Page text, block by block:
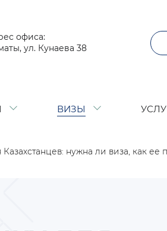
офиса:
ул. Кунаева 38
ВИЗЫ
нужна ли виза, как ее